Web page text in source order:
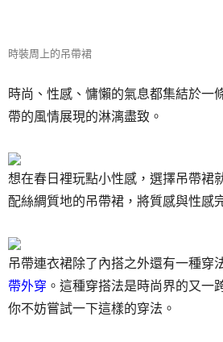
時裝周上的吊帶裙
時尚、性感、慵懶的氣息都集結於一
帶的風情展現的淋漓盡致。
想在春日裡玩點小性感，選擇吊帶裙
配絲綢質地的吊帶裙，將質感與性感
吊帶連衣裙除了內搭之外還有一種穿
帶外穿 。這種穿搭法是時尚界的又一
你不妨嘗試一下這樣的穿法。